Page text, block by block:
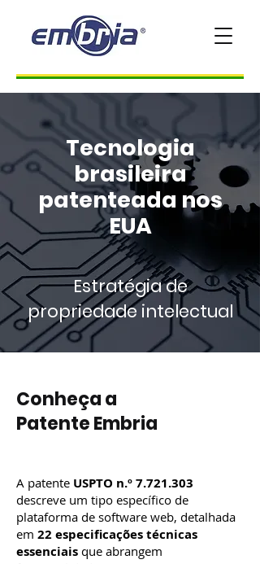
Tecnologia
brasileira
patenteada nos
EUA
Estratégia de
propriedade intelectual
Conheça a
Patente Embria
A patente USPTO n.º7.721.303
descreve um tipo específico de
plataforma de software web, detalhada
em 22 especificações técnicas
essenciais que abrangem